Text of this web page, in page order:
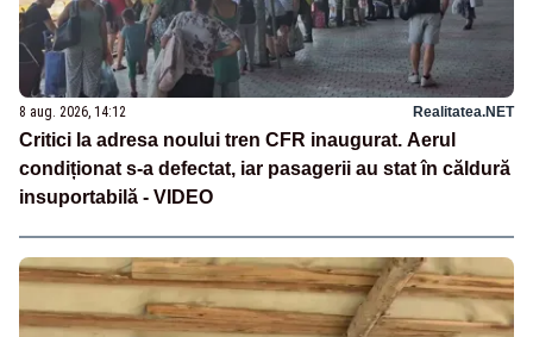
8 aug. 2026, 14:12 Realitatea.NET
Critici la adresa noului tren CFR inaugurat. Aerul
condiționat s-a defectat, iar pasagerii au stat în căldură
insuportabilă - VIDEO